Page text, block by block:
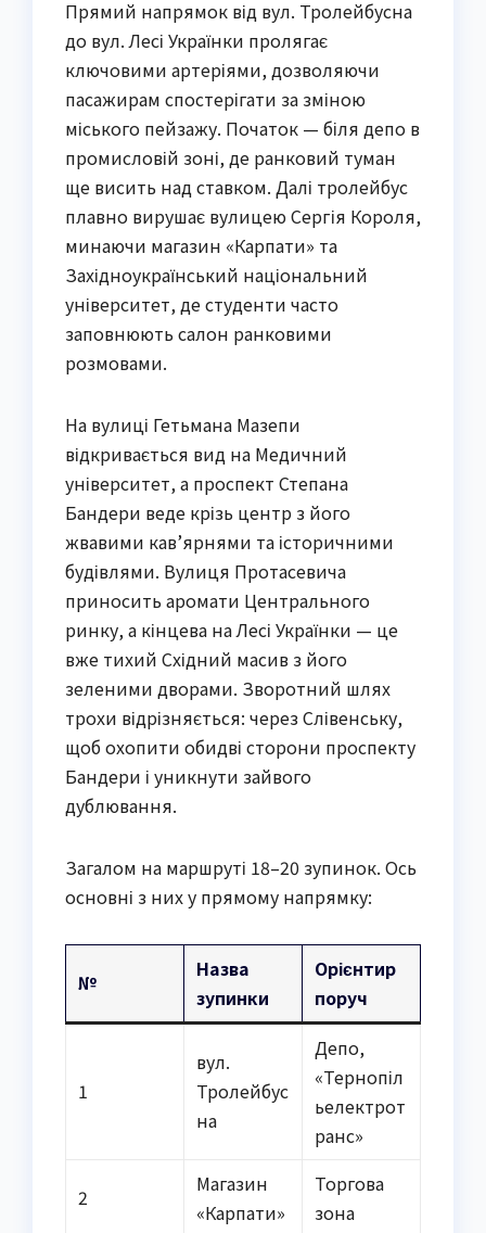
Прямий напрямок від вул. Тролейбусна
до вул. Лесі Українки пролягає
ключовими артеріями, дозволяючи
пасажирам спостерігати за зміною
міського пейзажу. Початок — біля депо в
промисловій зоні, де ранковий туман
ще висить над ставком. Далі тролейбус
плавно вирушає вулицею Сергія Короля,
минаючи магазин «Карпати» та
Західноукраїнський національний
університет, де студенти часто
заповнюють салон ранковими
розмовами.
На вулиці Гетьмана Мазепи
відкривається вид на Медичний
університет, а проспект Степана
Бандери веде крізь центр з його
жвавими кав’ярнями та історичними
будівлями. Вулиця Протасевича
приносить аромати Центрального
ринку, а кінцева на Лесі Українки — це
вже тихий Східний масив з його
зеленими дворами. Зворотний шлях
трохи відрізняється: через Слівенську,
щоб охопити обидві сторони проспекту
Бандери і уникнути зайвого
дублювання.
Загалом на маршруті 18–20 зупинок. Ось
основні з них у прямому напрямку:
№
Назва
зупинки
Орієнтир
поруч
1
вул.
Тролейбус
на
Депо,
«Тернопіл
ьелектрот
ранс»
2
Магазин
«Карпати»
Торгова
зона